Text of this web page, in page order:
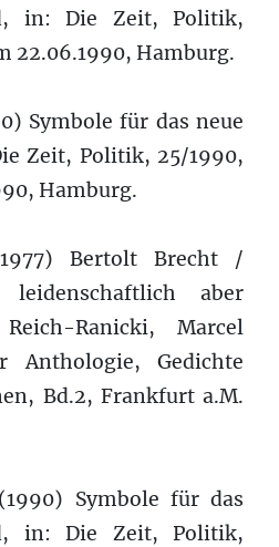
in: Die Zeit, Politik,
22.06.1990, Hamburg.
Symbole für das neue
Zeit, Politik, 25/1990,
Hamburg.
Bertolt Brecht /
aber
Ranicki, Marcel
Anthologie, Gedichte
Bd.2, Frankfurt a.M.
Symbole für das
in: Die Zeit, Politik,